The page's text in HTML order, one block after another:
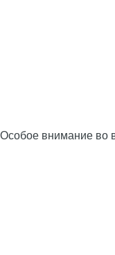
Особое внимание во